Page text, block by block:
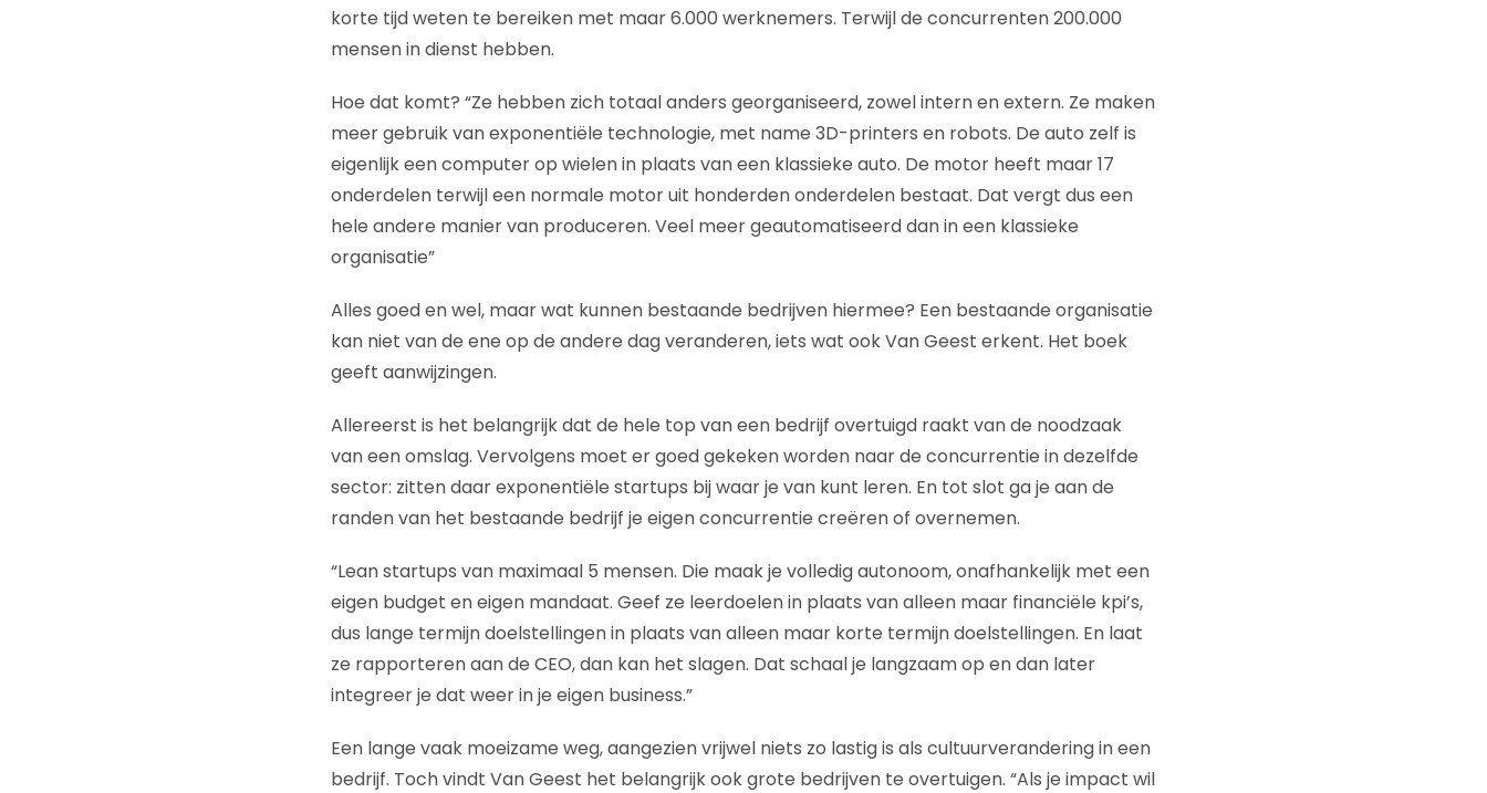
korte tijd weten te bereiken met maar 6.000 werknemers. Terwijl de concurrenten 200.000
mensen in dienst hebben.
Hoe dat komt? “Ze hebben zich totaal anders georganiseerd, zowel intern en extern. Ze maken
meer gebruik van exponentiële technologie, met name 3D-printers en robots. De auto zelf is
eigenlijk een computer op wielen in plaats van een klassieke auto. De motor heeft maar 17
onderdelen terwijl een normale motor uit honderden onderdelen bestaat. Dat vergt dus een
hele andere manier van produceren. Veel meer geautomatiseerd dan in een klassieke
organisatie”
Alles goed en wel, maar wat kunnen bestaande bedrijven hiermee? Een bestaande organisatie
kan niet van de ene op de andere dag veranderen, iets wat ook Van Geest erkent. Het boek
geeft aanwijzingen.
Allereerst is het belangrijk dat de hele top van een bedrijf overtuigd raakt van de noodzaak
van een omslag. Vervolgens moet er goed gekeken worden naar de concurrentie in dezelfde
sector: zitten daar exponentiële startups bij waar je van kunt leren. En tot slot ga je aan de
randen van het bestaande bedrijf je eigen concurrentie creëren of overnemen.
“Lean startups van maximaal 5 mensen. Die maak je volledig autonoom, onafhankelijk met een
eigen budget en eigen mandaat. Geef ze leerdoelen in plaats van alleen maar financiële kpi’s,
dus lange termijn doelstellingen in plaats van alleen maar korte termijn doelstellingen. En laat
ze rapporteren aan de CEO, dan kan het slagen. Dat schaal je langzaam op en dan later
integreer je dat weer in je eigen business.”
Een lange vaak moeizame weg, aangezien vrijwel niets zo lastig is als cultuurverandering in een
bedrijf. Toch vindt Van Geest het belangrijk ook grote bedrijven te overtuigen. “Als je impact wil